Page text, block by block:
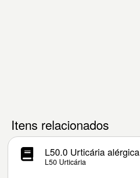
Itens relacionados
L50.0 Urticária alérgica
L50 Urticária